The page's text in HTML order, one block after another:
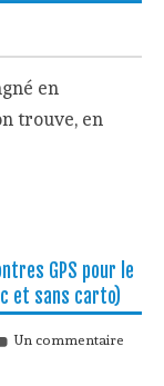
en
trouve, en
GPS pour le
et sans carto)
Un commentaire